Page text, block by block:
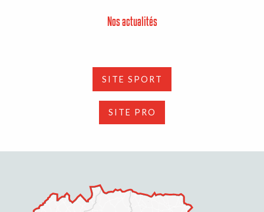
Nos actualités
SITE SPORT
SITE PRO